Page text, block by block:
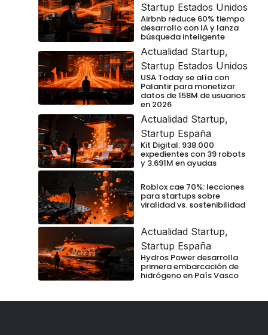
Startup Estados Unidos
Airbnb reduce 60% tiempo
desarrollo con IA y lanza
búsqueda inteligente
Actualidad Startup,
Startup Estados Unidos
USA Today se alía con
Palantir para monetizar
datos de 158M de usuarios
en 2026
Actualidad Startup,
Startup España
Kit Digital: 938.000
expedientes con 39 robots
y 3.691M en ayudas
Roblox cae 70%: lecciones
para startups sobre
viralidad vs. sostenibilidad
Actualidad Startup,
Startup España
Hydros Power desarrolla
primera embarcación de
hidrógeno en País Vasco